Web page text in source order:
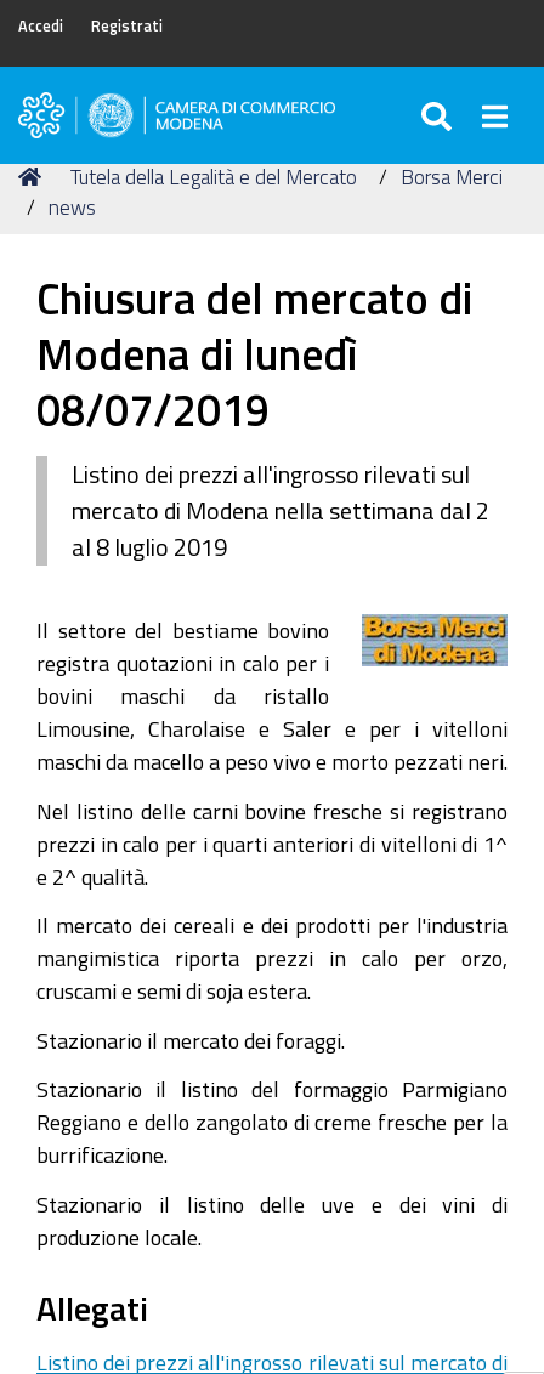
Accedi Registrati
Camera
Commercio
di
Tu
sei
Home
Tutela della Legalità e del Mercato
Borsa Merci
news
Chiusura del mercato di
Modena di lunedì
08/07/2019
Listino dei prezzi all'ingrosso rilevati sul
mercato di Modena nella settimana dal 2
al 8 luglio 2019
Il settore del bestiame bovino
registra quotazioni in calo per i
bovini maschi da ristallo
Limousine, Charolaise e Saler e per i vitelloni
maschi da macello a peso vivo e morto pezzati neri.
Nel listino delle carni bovine fresche si registrano
prezzi in calo per i quarti anteriori di vitelloni di 1^
e 2^ qualità.
Il mercato dei cereali e dei prodotti per l'industria
mangimistica riporta prezzi in calo per orzo,
cruscami e semi di soja estera.
Stazionario il mercato dei foraggi.
Stazionario il listino del formaggio Parmigiano
Reggiano e dello zangolato di creme fresche per la
burrificazione.
Stazionario il listino delle uve e dei vini di
produzione locale.
Allegati
Listino dei prezzi all'ingrosso rilevati sul mercato di